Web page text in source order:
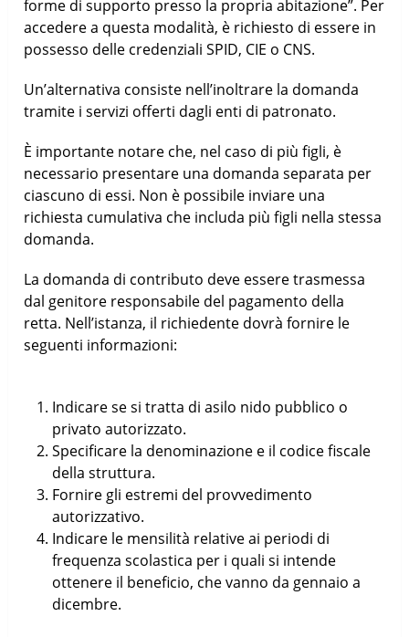
forme di supporto presso la propria abitazione”. Per
accedere a questa modalità, è richiesto di essere in
possesso delle credenziali SPID, CIE o CNS.
Un’alternativa consiste nell’inoltrare la domanda
tramite i servizi offerti dagli enti di patronato.
È importante notare che, nel caso di più figli, è
necessario presentare una domanda separata per
ciascuno di essi. Non è possibile inviare una
richiesta cumulativa che includa più figli nella stessa
domanda.
La domanda di contributo deve essere trasmessa
dal genitore responsabile del pagamento della
retta. Nell’istanza, il richiedente dovrà fornire le
seguenti informazioni:
Indicare se si tratta di asilo nido pubblico o
privato autorizzato.
Specificare la denominazione e il codice fiscale
della struttura.
Fornire gli estremi del provvedimento
autorizzativo.
Indicare le mensilità relative ai periodi di
frequenza scolastica per i quali si intende
ottenere il beneficio, che vanno da gennaio a
dicembre.